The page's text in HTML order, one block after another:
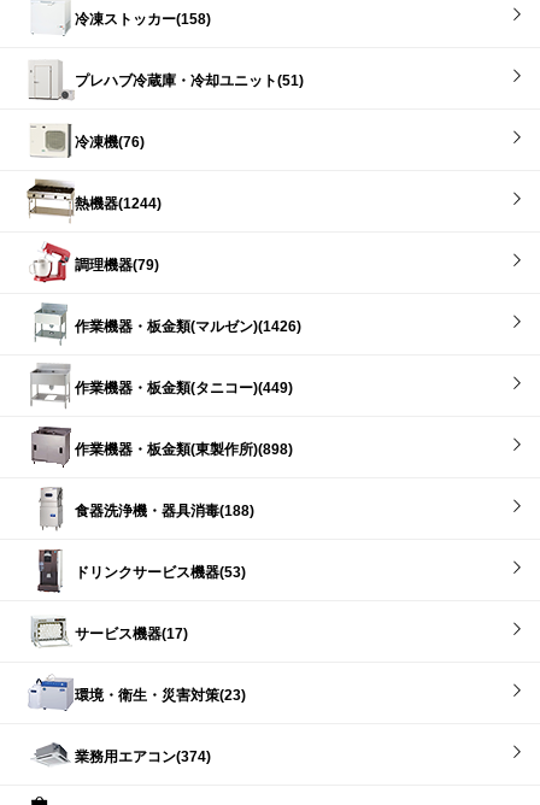
冷凍ストッカー(158)
プレハブ冷蔵庫・冷却ユニット(51)
冷凍機(76)
熱機器(1244)
調理機器(79)
作業機器・板金類(マルゼン)(1426)
作業機器・板金類(タニコー)(449)
作業機器・板金類(東製作所)(898)
食器洗浄機・器具消毒(188)
ドリンクサービス機器(53)
サービス機器(17)
環境・衛生・災害対策(23)
業務用エアコン(374)